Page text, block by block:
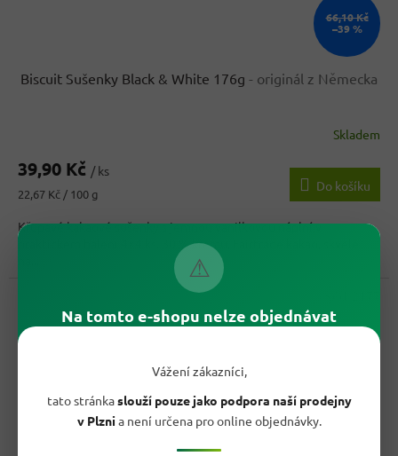
⚠
Na tomto e-shopu nelze objednávat
Vážení zákazníci,
tato stránkaslouží pouze jako podpora naší prodejny
v Plznia není určena pro online objednávky.
66,10 Kč
–39 %
Biscuit Sušenky Black & White 176g - originál z Německa
produktu
4,7
z
5
Skladem
39,90 Kč / ks
Měrná
22,67 Kč / 100 g
Do košíku
Křupavé kakaové sušenky s jemnou vanilkovou náplní v
praktickém balení 4×4 ks. 30 % krému, Fairtrade kakao, skvělé